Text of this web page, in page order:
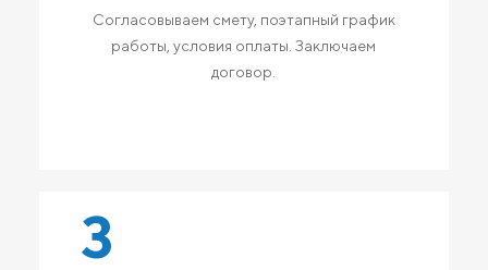
Согласовываем смету, поэтапный график
работы, условия оплаты. Заключаем
договор.
3